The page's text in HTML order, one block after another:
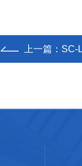
上一篇： SC-